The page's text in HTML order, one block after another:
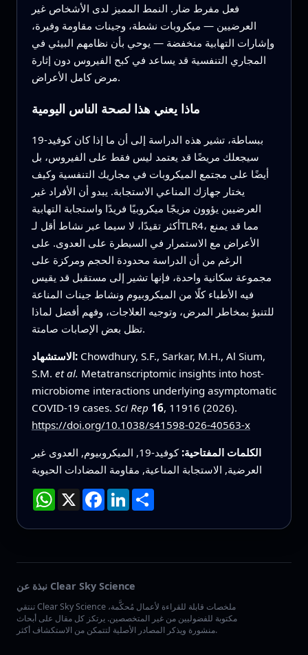
فعل مفرط ضار. النمط المميز لدى الأشخاص غير
العرضيين — ميكروبات نشطة، وجينات مقاومة وفيرة،
وإشارات التهابية منخفضة — يوحي بأن نظامهم البيئي في
المجاري التنفسية قد يساعد في كبح الفيروس دون إثارة
مرض كامل الأعراض.
ماذا يعني هذا لصحة الناس اليومية
ببساطة، تشير هذه الدراسة إلى أن ما إذا كان كوفيد-19
سيجعلك مريضًا قد يعتمد ليس فقط على الفيروس، بل
أيضًا على مجتمع الميكروبات في مجاريك التنفسية وكيف
يختار جهازك المناعي الاستجابة. يبدو أن الأفراد غير
العرضيين يؤوون مزيجًا ميكروبيًا فريدًا واستجابة التهابية
أكثر تقيدًا، لا سيما عبر نشاط أقل لـTLR4، مما قد يمنع
الأعراض مع الاستمرار في السيطرة على العدوى. على
الرغم من أن الدراسة محدودة الحجم ومركزة على
مجموعة سكانية واحدة، فإنها تشير إلى مستقبل قد يقيس
فيه الأطباء كلًا من الميكروبيوم ونشاط جينات المناعة
للتنبؤ بمخاطر المرض، وتوجيه العلاجات، وفهم أفضل لماذا
تظل بعض الإصابات صامتة.
الاستشهاد: Chowdhury, S.F., Sarkar, M.H., Al Sium,
S.M. et al. Metatranscriptomic insights into host-
microbiome interactions underlying asymptomatic
COVID-19 cases. Sci Rep 16, 11916 (2026).
https://doi.org/10.1038/s41598-026-40563-x
الكلمات المفتاحية:
كوفيد-19, الميكروبيوم, العدوى غير
العرضية, الاستجابة المناعية, مقاومة المضادات الحيوية
WhatsApp
X Facebook
LinkedIn
انشر
نبذة عن Clear Sky Science
تنتقي Clear Sky Science ملخصات قابلة للقراءة لأعمال مُحكَّمة،
مكتوبة للفضوليين من غير المتخصصين. يرتكز كل مقال على أبحاث
منشورة ويذكر المصادر الأصلية لتتمكن من الاستكشاف أكثر.